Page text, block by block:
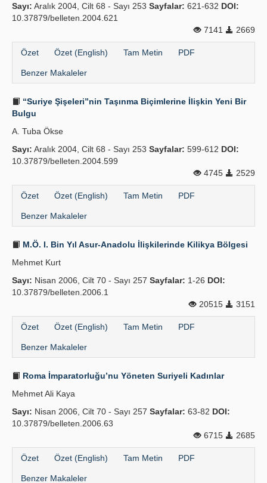
Sayı: Aralık 2004, Cilt 68 - Sayı 253 Sayfalar: 621-632 DOI:
10.37879/belleten.2004.621
7141
2669
Özet Özet (English) Tam Metin PDF
Benzer Makaleler
“Suriye Şişeleri”nin Taşınma Biçimlerine İlişkin Yeni Bir
Bulgu
A. Tuba Ökse
Sayı: Aralık 2004, Cilt 68 - Sayı 253 Sayfalar: 599-612 DOI:
10.37879/belleten.2004.599
4745
2529
Özet Özet (English) Tam Metin PDF
Benzer Makaleler
M.Ö. I. Bin Yıl Asur-Anadolu İlişkilerinde Kilikya Bölgesi
Mehmet Kurt
Sayı: Nisan 2006, Cilt 70 - Sayı 257 Sayfalar: 1-26 DOI:
10.37879/belleten.2006.1
20515
3151
Özet Özet (English) Tam Metin PDF
Benzer Makaleler
Roma İmparatorluğu’nu Yöneten Suriyeli Kadınlar
Mehmet Ali Kaya
Sayı: Nisan 2006, Cilt 70 - Sayı 257 Sayfalar: 63-82 DOI:
10.37879/belleten.2006.63
6715
2685
Özet Özet (English) Tam Metin PDF
Benzer Makaleler